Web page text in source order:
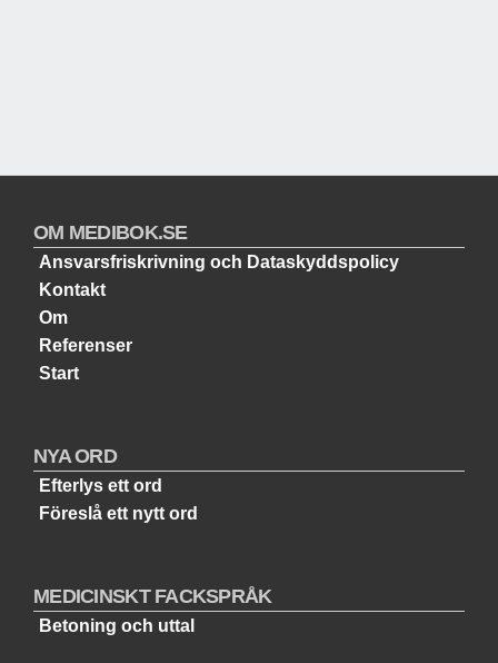
OM MEDIBOK.SE
Ansvarsfriskrivning och Dataskyddspolicy
Kontakt
Om
Referenser
Start
NYA ORD
Efterlys ett ord
Föreslå ett nytt ord
MEDICINSKT FACKSPRÅK
Betoning och uttal